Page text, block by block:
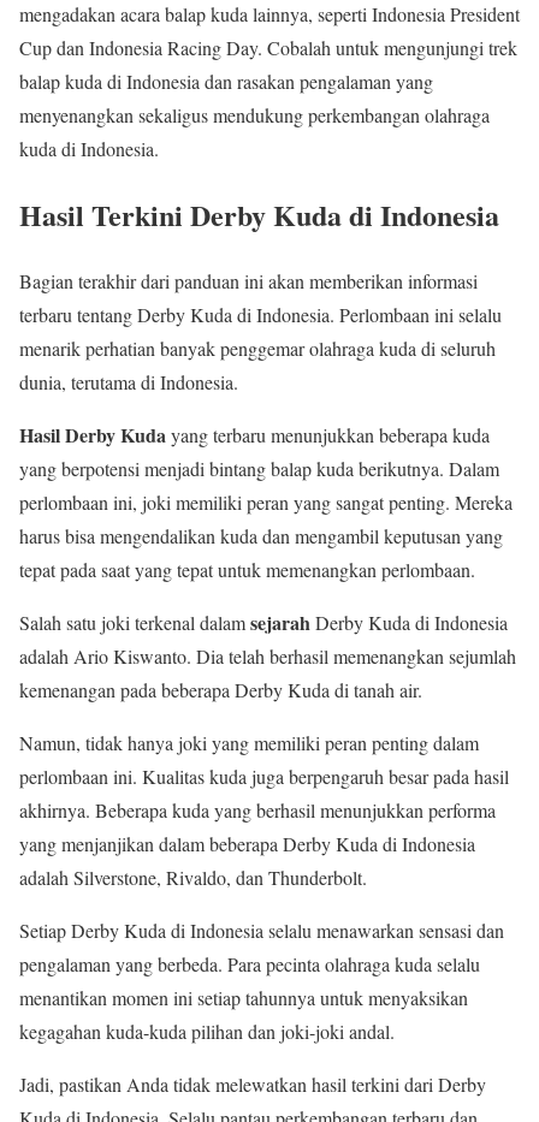
mengadakan acara balap kuda lainnya, seperti Indonesia President
Cup dan Indonesia Racing Day. Cobalah untuk mengunjungi trek
balap kuda di Indonesia dan rasakan pengalaman yang
menyenangkan sekaligus mendukung perkembangan olahraga
kuda di Indonesia.
Hasil Terkini Derby Kuda di Indonesia
Bagian terakhir dari panduan ini akan memberikan informasi
terbaru tentang Derby Kuda di Indonesia. Perlombaan ini selalu
menarik perhatian banyak penggemar olahraga kuda di seluruh
dunia, terutama di Indonesia.
Hasil Derby Kudayang terbaru menunjukkan beberapa kuda
yang berpotensi menjadi bintang balap kuda berikutnya. Dalam
perlombaan ini, joki memiliki peran yang sangat penting. Mereka
harus bisa mengendalikan kuda dan mengambil keputusan yang
tepat pada saat yang tepat untuk memenangkan perlombaan.
Salah satu joki terkenal dalamsejarahDerby Kuda di Indonesia
adalah Ario Kiswanto. Dia telah berhasil memenangkan sejumlah
kemenangan pada beberapa Derby Kuda di tanah air.
Namun, tidak hanya joki yang memiliki peran penting dalam
perlombaan ini. Kualitas kuda juga berpengaruh besar pada hasil
akhirnya. Beberapa kuda yang berhasil menunjukkan performa
yang menjanjikan dalam beberapa Derby Kuda di Indonesia
adalah Silverstone, Rivaldo, dan Thunderbolt.
Setiap Derby Kuda di Indonesia selalu menawarkan sensasi dan
pengalaman yang berbeda. Para pecinta olahraga kuda selalu
menantikan momen ini setiap tahunnya untuk menyaksikan
kegagahan kuda-kuda pilihan dan joki-joki andal.
Jadi, pastikan Anda tidak melewatkan hasil terkini dari Derby